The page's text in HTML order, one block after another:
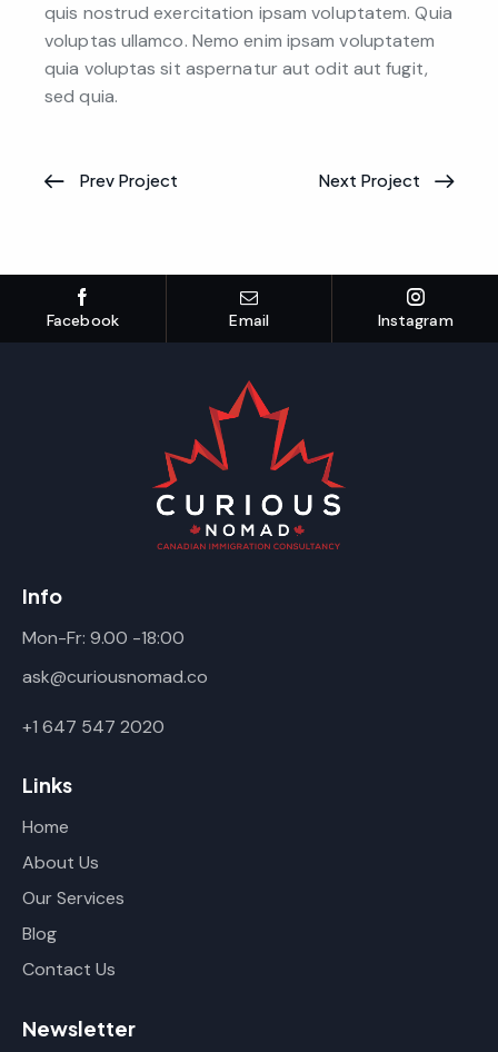
quis nostrud exercitation ipsam voluptatem. Quia
voluptas ullamco. Nemo enim ipsam voluptatem
quia voluptas sit aspernatur aut odit aut fugit,
sed quia.
Prev Project Next Project
Facebook Email Instagram
Info
Mon-Fr: 9.00 -18:00
ask@curiousnomad.co
+1 647 547 2020
Links
Home
About Us
Our Services
Blog
Contact Us
Newsletter